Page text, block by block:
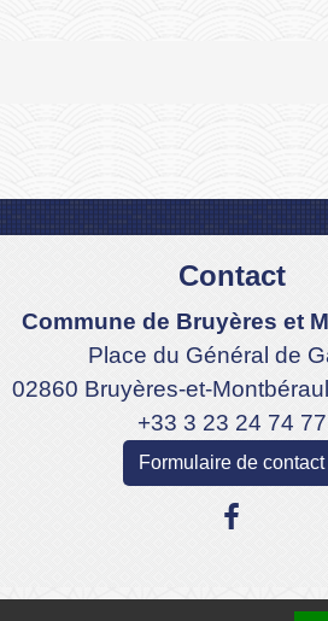
Contact
Commune de Bruyères et
Place du Général de
02860 Bruyères-et-
+33 3 23 24 74 77
Formulaire de contact